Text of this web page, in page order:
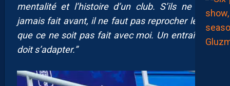
mentalité et l’histoire d’un club. S’ils ne l’ont
jamais fait avant, il ne faut pas reprocher le fait
que ce ne soit pas fait avec moi. Un entraîneur
doit s’adapter.”